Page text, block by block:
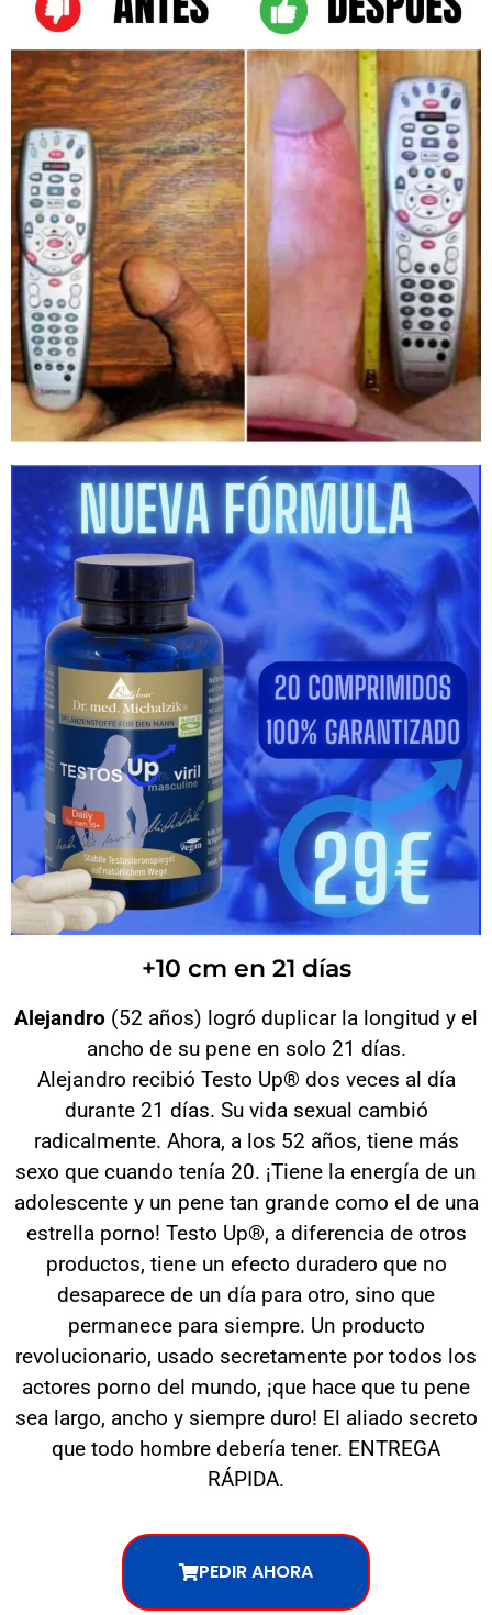
+10 cm en 21 días
Alejandro (52 años) logró duplicar la longitud y el
ancho de su pene en solo 21 días.
Alejandro recibió Testo Up® dos veces al día
durante 21 días. Su vida sexual cambió
radicalmente. Ahora, a los 52 años, tiene más
sexo que cuando tenía 20. ¡Tiene la energía de un
adolescente y un pene tan grande como el de una
estrella porno! Testo Up®, a diferencia de otros
productos, tiene un efecto duradero que no
desaparece de un día para otro, sino que
permanece para siempre. Un producto
revolucionario, usado secretamente por todos los
actores porno del mundo, ¡que hace que tu pene
sea largo, ancho y siempre duro! El aliado secreto
que todo hombre debería tener. ENTREGA
RÁPIDA.
PEDIR AHORA